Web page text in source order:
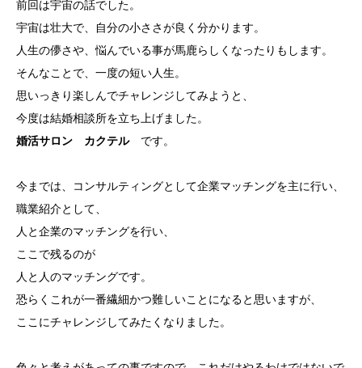
前回は宇宙の話でした。
宇宙は壮大で、自分の小ささが良く分かります。
人生の儚さや、悩んでいる事が馬鹿らしくなったりもします。
そんなことで、一度の短い人生。
思いっきり楽しんでチャレンジしてみようと、
今度は結婚相談所を立ち上げました。
婚活サロン カクテル です。
今までは、コンサルティングとして企業マッチングを主に行い、
職業紹介として、
人と企業のマッチングを行い、
ここで残るのが
人と人のマッチングです。
恐らくこれが一番繊細かつ難しいことになると思いますが、
ここにチャレンジしてみたくなりました。